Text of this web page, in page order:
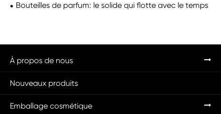
Bouteilles de parfum: le solide qui flotte avec le temps
À propos de nous
Nouveaux produits
Emballage cosmétique